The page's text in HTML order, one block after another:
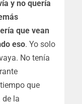
y no quería
que vean
eso. Yo solo
No tenía
que
de la